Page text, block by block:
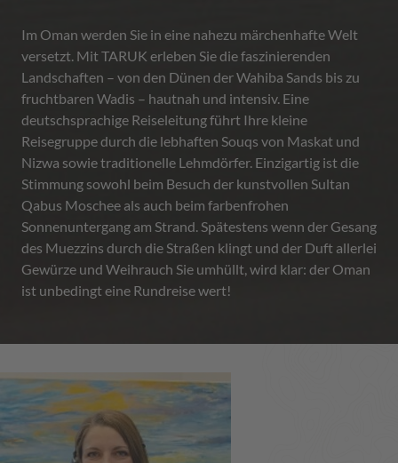
Im Oman werden Sie in eine nahezu märchenhafte Welt
versetzt. Mit TARUK erleben Sie die faszinierenden
Landschaften – von den Dünen der Wahiba Sands bis zu
fruchtbaren Wadis – hautnah und intensiv. Eine
deutschsprachige Reiseleitung führt Ihre kleine
Reisegruppe durch die lebhaften Souqs von Maskat und
Nizwa sowie traditionelle Lehmdörfer. Einzigartig ist die
Stimmung sowohl beim Besuch der kunstvollen Sultan
Qabus Moschee als auch beim farbenfrohen
Sonnenuntergang am Strand. Spätestens wenn der Gesang
des Muezzins durch die Straßen klingt und der Duft allerlei
Gewürze und Weihrauch Sie umhüllt, wird klar: der Oman
ist unbedingt eine Rundreise wert!